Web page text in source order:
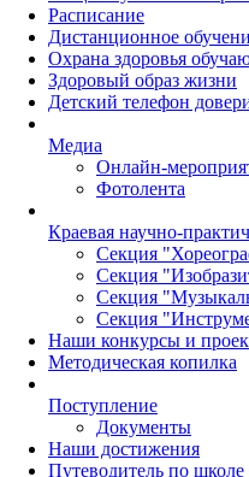
Расписание
Дистанционное
Охрана здоровья
Здоровый образ жизни
Детский телефон
Медиа
Онлайн-
Фотолента
Краевая научно-
Секция
Секция
Секция
Секция
Наши конкурсы и
Методическая копилка
Поступление
Документы
Наши достижения
Путеводитель по школе